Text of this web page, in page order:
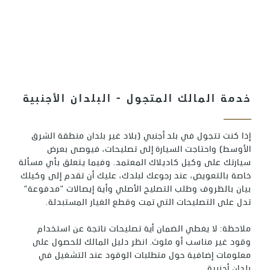
خدمة المالك المتجول - البلدان الأجنبية
إذا كنت تتجول في بلد أجنبي (بلاد غير بلدان منطقة الشرق
الأوسط) واحتاجت السيارة إلى تصليحات، فيوصى بعرض
سيارتك على وكيل كاديلاك المعتمد. وفيما يتعلق بأي مسألة
خاصة بالتعويض، عند رجوعك لبلدك، عليك أن تقدم إلى وكيلك
بيان بالظروف وطلب التصليح الأصلي وأية إيصالات "مدفوعة"
تدل على التصليحات التي تمت وقطع الغيار المستبدلة.
ملاحظة: لا يغطي الضمان أية تصليحات ناتجة عن استخدام
وقود غير مناسب أو ملوث. انظر دليل المالك للحصول على
معلومات إضافية حول متطلبات الوقود عند التشغيل في